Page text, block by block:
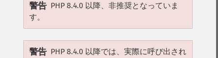
警告 PHP 8.4.0 以降、非推奨となっていま
す。
警告 PHP 8.4.0 以降では、実際に呼び出され